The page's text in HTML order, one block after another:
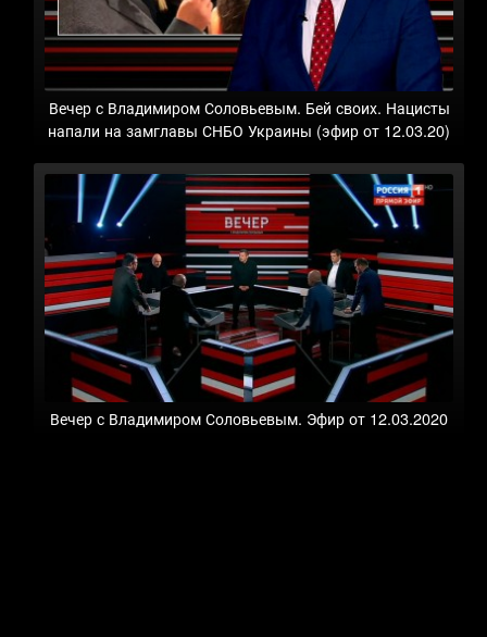
Вечер с Владимиром Соловьевым. Бей своих. Нацисты
напали на замглавы СНБО Украины (эфир от 12.03.20)
Вечер с Владимиром Соловьевым. Эфир от 12.03.2020